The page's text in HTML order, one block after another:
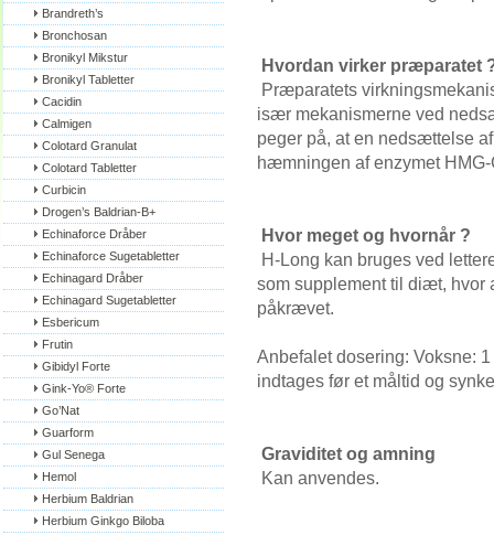
Brandreth’s
Bronchosan
Bronikyl Mikstur
Bronikyl Tabletter
Cacidin
Calmigen
Colotard Granulat
Colotard Tabletter
Curbicin
Drogen’s Baldrian-B+
Echinaforce Dråber
Echinaforce Sugetabletter
Echinagard Dråber
Echinagard Sugetabletter
Esbericum
Frutin
Gibidyl Forte
Gink-Yo® Forte
Go’Nat
Guarform
Gul Senega
Hemol
Herbium Baldrian
Herbium Ginkgo Biloba
Hvordan virker præparatet
Præparatets
især mekanismerne ved
peger på, at en nedsættelse
hæmningen af enzymet
Hvor meget og hvornår ?
H-Long kan bruges ved
som supplement til diæt, hvor
påkrævet.
Anbefalet dosering: Voksne:
indtages før et måltid og
Graviditet og amning
Kan anvendes.